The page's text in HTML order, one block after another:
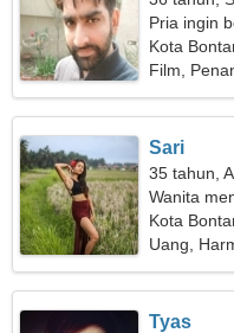
Pria ingin
Kota
Film,
Sari
35 tahun,
Wanita
Kota
Uang,
Tyas